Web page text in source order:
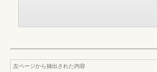
左ページから抽出された内容